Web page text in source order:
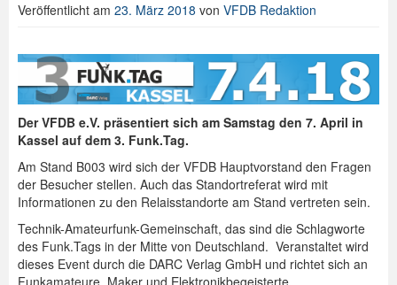
Veröffentlicht am 23. März 2018 von VFDB Redaktion
Der VFDB e.V. präsentiert sich am Samstag den 7. April in
Kassel auf dem 3. Funk.Tag.
Am Stand B003 wird sich der VFDB Hauptvorstand den Fragen
der Besucher stellen. Auch das Standortreferat wird mit
Informationen zu den Relaisstandorte am Stand vertreten sein.
Technik-Amateurfunk-Gemeinschaft, das sind die Schlagworte
des Funk.Tags in der Mitte von Deutschland. Veranstaltet wird
dieses Event durch die DARC Verlag GmbH und richtet sich an